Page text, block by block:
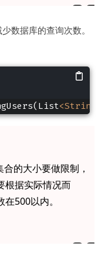
数据库的查询次数。
<String>
的大小要做限制，
根据实际情况而
500以内。